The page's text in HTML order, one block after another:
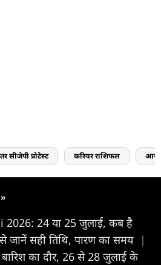
सीजेपी प्रोटेस्ट करियर राशिफल आज
»
24 या 25 जुलाई, कब है
जानें सही तिथि, पारण का समय |
बारिश का दौर, 26 से 28 जुलाई के